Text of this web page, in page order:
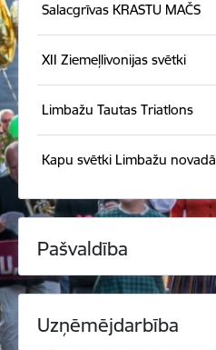
Salacgrīvas KRASTU MAČS
XII Ziemeļlivonijas svētki
Limbažu Tautas Triatlons
Kapu svētki Limbažu novadā
Pašvaldība
Uzņēmējdarbība